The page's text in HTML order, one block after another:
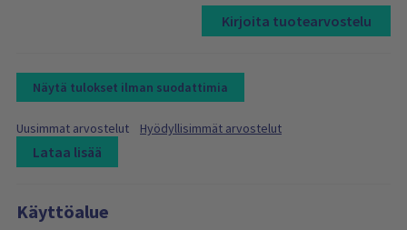
Kirjoita tuotearvostelu
Näytä tulokset ilman suodattimia
F
r
Uusimmat arvostelut
F
Hyödyllisimmät arvostelut
Lataa lisää
a
vvKäyttöalue